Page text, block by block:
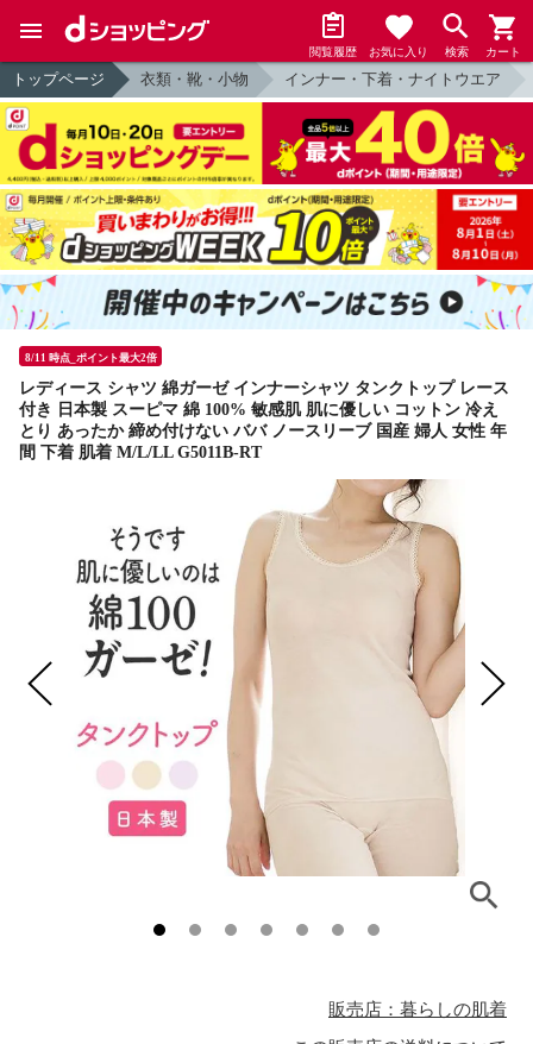
閲覧履歴 お気に入り 検索 カート
トップページ 衣類・靴・小物 インナー・下着・ナイトウエア
8/11 時点_ポイント最大2倍
レディース シャツ 綿ガーゼ インナーシャツ タンクトップ レース
付き 日本製 スーピマ 綿 100% 敏感肌 肌に優しい コットン 冷え
とり あったか 締め付けない ババ ノースリーブ 国産 婦人 女性 年
間 下着 肌着 M/L/LL G5011B-RT
販売店：暮らしの肌着